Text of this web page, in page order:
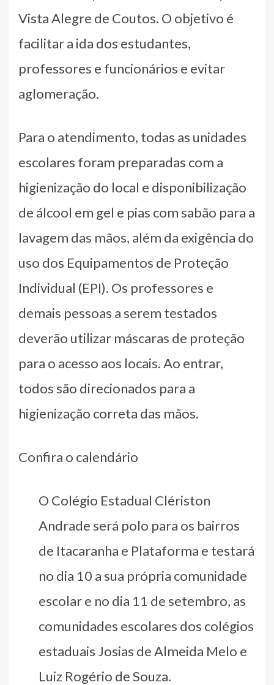
Vista Alegre de Coutos. O objetivo é
facilitar a ida dos estudantes,
professores e funcionários e evitar
aglomeração.
Para o atendimento, todas as unidades
escolares foram preparadas com a
higienização do local e disponibilização
de álcool em gel e pias com sabão para a
lavagem das mãos, além da exigência do
uso dos Equipamentos de Proteção
Individual (EPI). Os professores e
demais pessoas a serem testados
deverão utilizar máscaras de proteção
para o acesso aos locais. Ao entrar,
todos são direcionados para a
higienização correta das mãos.
Confira o calendário
O Colégio Estadual Clériston
Andrade será polo para os bairros
de Itacaranha e Plataforma e testará
no dia 10 a sua própria comunidade
escolar e no dia 11 de setembro, as
comunidades escolares dos colégios
estaduais Josias de Almeida Melo e
Luiz Rogério de Souza.